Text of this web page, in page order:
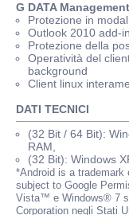
G DATA
Protezione in
Outlook 2010 add-
Protezione della
Operatività del
background
Client linux
DATI TECNICI
(32 Bit / 64 Bit):
RAM,
(32 Bit): Windows
*Android is a
subject to Google
Vista™ e Windows® 7
Corporation negli Stati